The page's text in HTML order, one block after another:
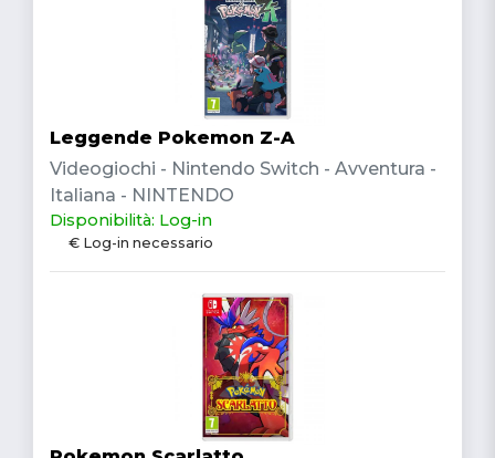
Leggende Pokemon Z-A
Videogiochi - Nintendo Switch - Avventura -
Italiana - NINTENDO
Disponibilità: Log-in
€ Log-in necessario